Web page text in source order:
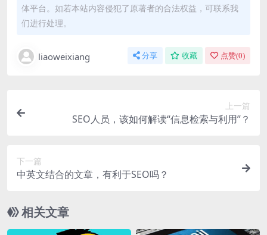
体平台。如若本站内容侵犯了原著者的合法权益，可联系我
们进行处理。
liaoweixiang 分享 收藏 点赞(0)
上一篇
SEO人员，该如何解读“信息检索与利用”？
下一篇
中英文结合的文章，有利于SEO吗？
相关文章